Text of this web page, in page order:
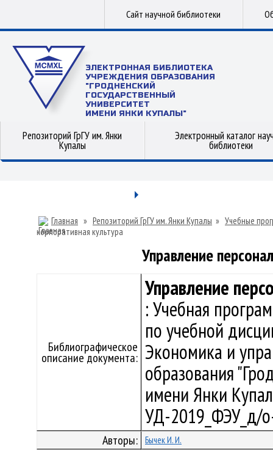
Сайт научной библиотеки
ЭЛЕКТРОННАЯ БИБЛИОТЕКА
УЧРЕЖДЕНИЯ ОБРАЗОВАНИЯ
"ГРОДНЕНСКИЙ
ГОСУДАРСТВЕННЫЙ
УНИВЕРСИТЕТ
ИМЕНИ ЯНКИ КУПАЛЫ"
Репозиторий ГрГУ им. Янки
Купалы
Электронный каталог
библиотеки
Главная » Репозиторий ГрГУ им. Янки Купалы » Учебные
корпоративная культура
Управление
Библиографическое
описание документа:
Управление
: Учебная
по учебной
Экономика и
образования
имени Янки
УД-2019_ФЭУ_д/
Авторы: Бычек И. И.